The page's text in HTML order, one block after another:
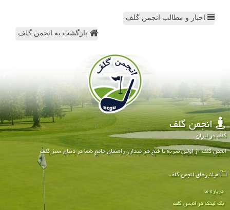
اخبار و مطالب انجمن گلف
بازگشت به انجمن گلف
انجمن گلف
گلف در ایران
انجمن گلف: از اولین ضربه تا فتح هر میدان، راهنمای جامع شما در دنیای سبز گلف
میانبرهای انجمن گلف
درباره ما
بک لینک در انجمن گلف